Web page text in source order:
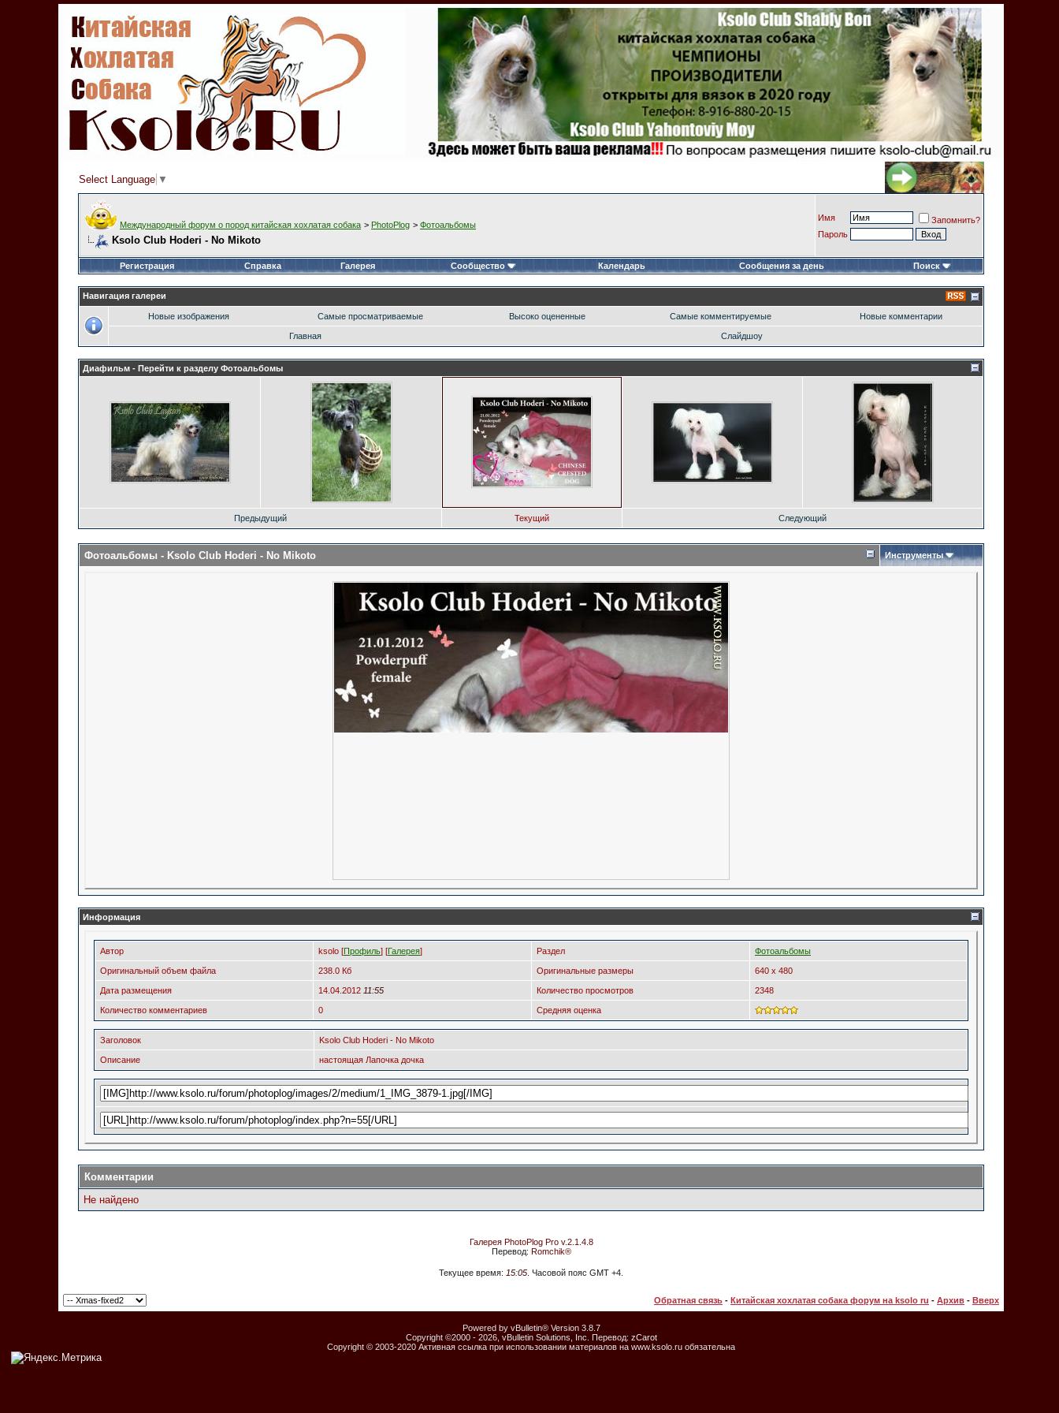
Select Language ▼
Международный форум о пород китайская хохлатая собака > PhotoPlog > Фотоальбомы
Ksolo Club Hoderi - No Mikoto
Имя
Запомнить?
Пароль
Регистрация Справка Галерея Сообщество Календарь Сообщения за день Поиск
Навигация галереи
Новые изображения Самые просматриваемые Высоко оцененные Самые комментируемые Новые комментарии
Главная Слайдшоу
Диафильм - Перейти к разделу Фотоальбомы
Предыдущий Текущий Следующий
Фотоальбомы - Ksolo Club Hoderi - No Mikoto Инструменты
Информация
Автор ksolo [Профиль] [Галерея] Раздел Фотоальбомы
Оригинальный объем файла 238.0 Кб Оригинальные размеры 640 x 480
Дата размещения 14.04.2012 11:55 Количество просмотров 2348
Количество комментариев 0 Средняя оценка
Заголовок Ksolo Club Hoderi - No Mikoto
Описание настоящая Лапочка дочка
Комментарии
Не найдено
Галерея PhotoPlog Pro v.2.1.4.8
Перевод: Romchik®
Текущее время: 15:05 . Часовой пояс GMT +4.
Обратная связь - Китайская хохлатая собака форум на ksolo ru - Архив - Вверх
Powered by vBulletin® Version 3.8.7
Copyright ©2000 - 2026, vBulletin Solutions, Inc. Перевод: zCarot
Copyright © 2003-2020 Активная ссылка при использовании материалов на www.ksolo.ru обязательна